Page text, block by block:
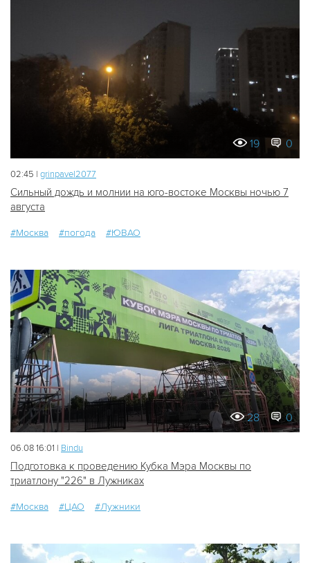
19 0
02:45 | grinpavel2077
Сильный дождь и молнии на юго-востоке Москвы ночью 7
августа
#Москва #погода #ЮВАО
28 0
06.08 16:01 | Bindu
Подготовка к проведению Кубка Мэра Москвы по
триатлону "226" в Лужниках
#Москва #ЦАО #Лужники